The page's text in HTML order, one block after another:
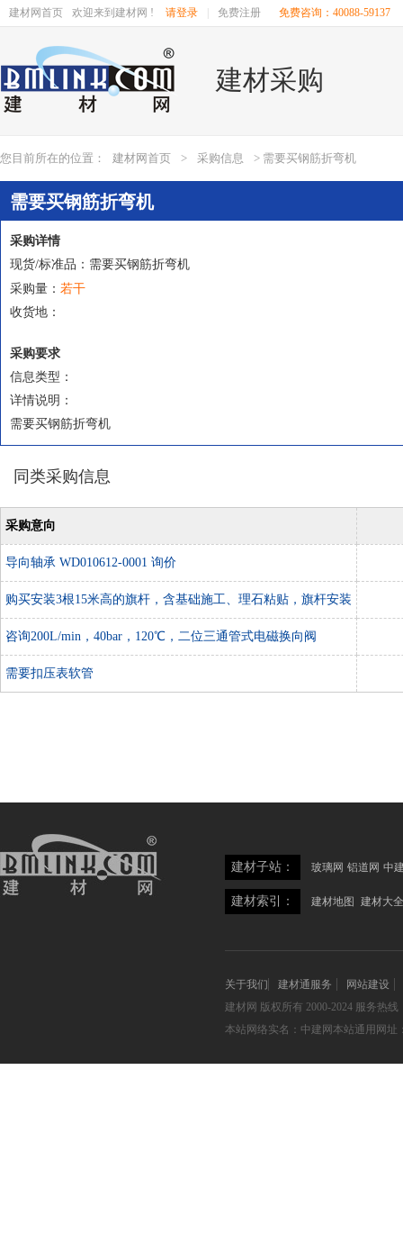
建材网首页 欢迎来到建材网 ! 请登录 免费注册 免费咨询：40088-59137
建材采购
您目前所在的位置： 建材网首页 > 采购信息 > 需要买钢筋折弯机
需要买钢筋折弯机
采购详情
现货/标准品：需要买钢筋折弯机
采购量： 若干
收货地：
采购要求
信息类型：
详情说明：
需要买钢筋折弯机
同类采购信息
采购意向
导向轴承 WD010612-0001 询价
购买安装3根15米高的旗杆，含基础施工、理石粘贴，旗杆安装
调式，保修
咨询200L/min，40bar，120℃，二位三通管式电磁换向阀
需要扣压表软管
建材子站： 玻璃网 铝道网 中
建材索引： 建材地图 建材大全
关于我们 建材通服务
网站建设
建材网 版权所有 2000-2024 服务热线
本站网络实名：中建网本站通用网址